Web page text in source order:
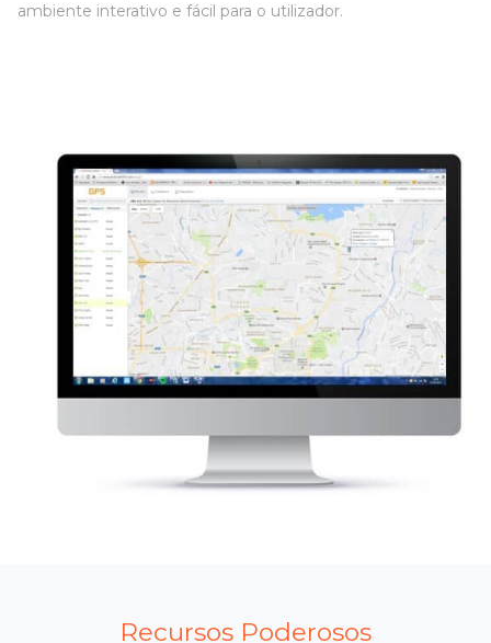
ambiente interativo e fácil para o utilizador.
Recursos Poderosos